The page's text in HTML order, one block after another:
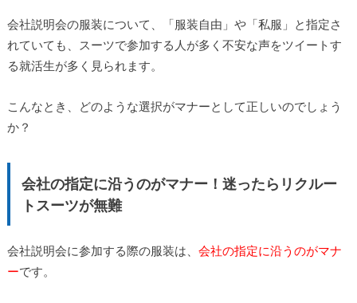
会社説明会の服装について、「服装自由」や「私服」と指定さ
れていても、スーツで参加する人が多く不安な声をツイートす
る就活生が多く見られます。
こんなとき、どのような選択がマナーとして正しいのでしょう
か？
会社の指定に沿うのがマナー！迷ったらリクルー
トスーツが無難
会社説明会に参加する際の服装は、 会社の指定に沿うのがマナ
ーです。